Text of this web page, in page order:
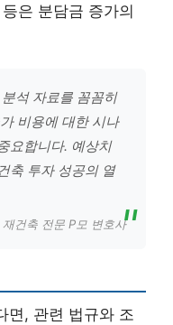
은 분담금 증가의
석 자료를 꼼꼼히
비용에 대한 시나
요합니다. 예상치
축 투자 성공의 열
재건축 전문 P모 변호사
면, 관련 법규와 조